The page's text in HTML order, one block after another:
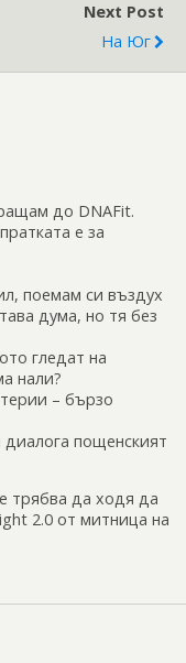
Next Post
На Юг
до DNAFit.
е за
поемам си въздух
дума, но тя без
гледат на
нали?
– бързо
пощенският
трябва да ходя да
2.0 от митница на